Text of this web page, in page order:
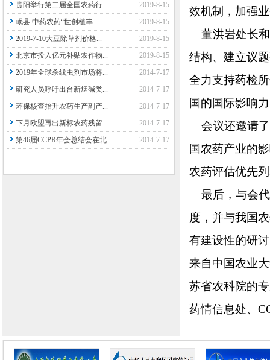
贵阳举行第二届全国农药行...
2019-8-15
岷县:中药农药“世创植丰...
2019-8-15
2019-7-10大豆除草剂价格...
2019-8-15
北京市投入亿元补贴农作物...
2019-8-15
2019年全球杀线虫剂市场将...
2014-7-17
研究人员呼吁出台新烟碱类...
2014-7-17
环保核查抬升农药生产副产...
2014-7-17
下月欧盟再出新标农药残留...
2014-7-17
第46届CCPR年会总结会在北...
2014-7-17
效机制，加强
董洪岩处长和
结构、建立议
全力支持药检
国的国际影响
会议还邀请了
国农药产业的
农药评估优先
最后，与会代
度，并与我国
有建设性的研
来自中国农业
苏省农科院的
药情信息处、